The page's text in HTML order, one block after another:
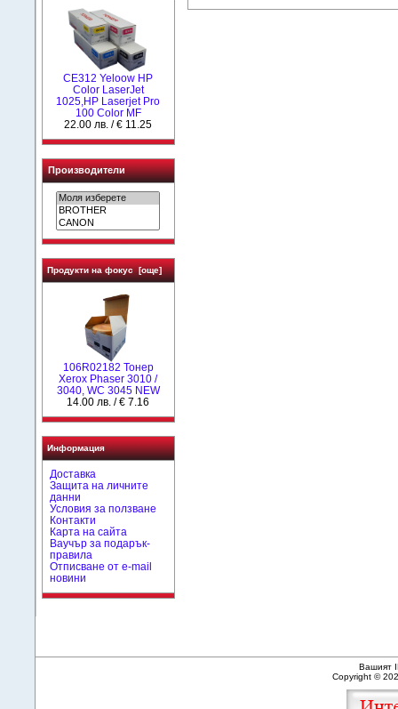
СЕ312 Yeloow HP
Color LaserJet
1025,HP Laserjet Pro
100 Color MF
22.00 лв. / € 11.25
Производители
Продукти на фокус [още]
106R02182 Тонер
Xerox Phaser 3010 /
3040, WC 3045 NEW
14.00 лв. / € 7.16
Информация
Доставка
Защита на личните
данни
Условия за ползване
Контакти
Карта на сайта
Ваучър за подарък-
правила
Отписване от e-mail
новини
Вашият
Copyright ©